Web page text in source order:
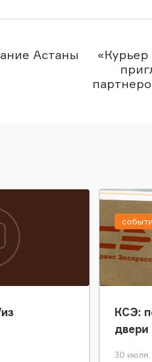
Астаны
КСЭ:
двери
30 июля,